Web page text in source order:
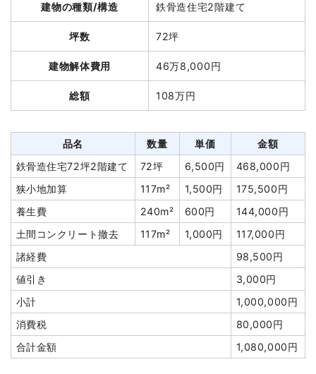
総額 280万1円
木造住宅58坪2階建て
58坪 33,862円
1,964,000円
ブロック塀撤去
180,000円
諸経費
180,000円
値引き
38,945円
小計
2,545,455円
消費税
254,546円
合計金額
2,800,001円
建物の種類/構造 木造住宅2階建て
建物の種類/構造 鉄骨造住宅2階建て
坪数 72坪
建物解体費用 46万8,000円
総額 108万円
品名 数量 単価
金額
鉄骨造住宅72坪2階建て
72坪 6,500円
468,000円
狭小地加算
117m² 1,500円
175,500円
養生費
240m² 600円
144,000円
土間コンクリート撤去
117m² 1,000円
117,000円
諸経費
98,500円
値引き
3,000円
小計
1,000,000円
消費税
80,000円
合計金額
1,080,000円